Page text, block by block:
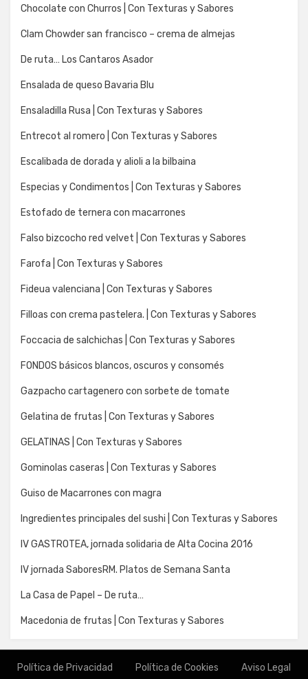
Chocolate con Churros | Con Texturas y Sabores
Clam Chowder san francisco – crema de almejas
De ruta… Los Cantaros Asador
Ensalada de queso Bavaria Blu
Ensaladilla Rusa | Con Texturas y Sabores
Entrecot al romero | Con Texturas y Sabores
Escalibada de dorada y alioli a la bilbaina
Especias y Condimentos | Con Texturas y Sabores
Estofado de ternera con macarrones
Falso bizcocho red velvet | Con Texturas y Sabores
Farofa | Con Texturas y Sabores
Fideua valenciana | Con Texturas y Sabores
Filloas con crema pastelera. | Con Texturas y Sabores
Foccacia de salchichas | Con Texturas y Sabores
FONDOS básicos blancos, oscuros y consomés
Gazpacho cartagenero con sorbete de tomate
Gelatina de frutas | Con Texturas y Sabores
GELATINAS | Con Texturas y Sabores
Gominolas caseras | Con Texturas y Sabores
Guiso de Macarrones con magra
Ingredientes principales del sushi | Con Texturas y Sabores
IV GASTROTEA, jornada solidaria de Alta Cocina 2016
IV jornada SaboresRM. Platos de Semana Santa
La Casa de Papel – De ruta…
Macedonia de frutas | Con Texturas y Sabores
Política de Privacidad Política de Cookies Aviso Legal